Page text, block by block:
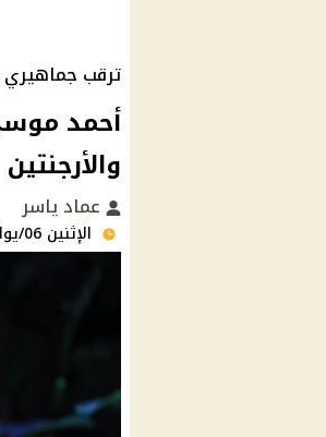
ترقب جماهيري
أحمد
والأرجنتين
عماد ياسر
الإثنين 06/يوليو/2026 - 09:38 م